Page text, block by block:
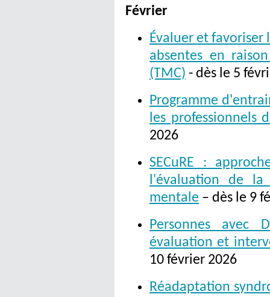
Février
Évaluer et favoriser
absentes en
(TMC) - dès le 5
Programme
les professionnels
2026
SECuRE :
l'évaluation de la
mentale – dès le 9
Personnes avec
évaluation et
10 février 2026
Réadaptation